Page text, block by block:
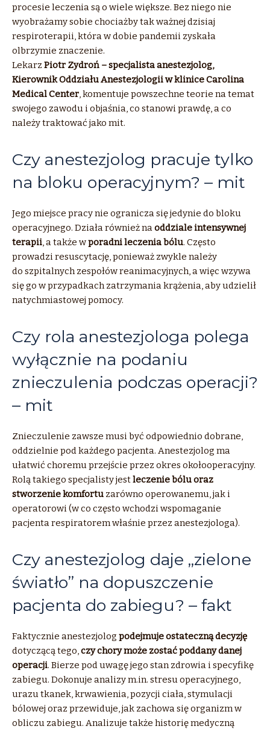
procesie leczenia są o wiele większe. Bez niego nie
wyobrażamy sobie chociażby tak ważnej dzisiaj
respiroterapii, która w dobie pandemii zyskała
olbrzymie znaczenie.
Lekarz Piotr Zydroń – specjalista anestezjolog,
Kierownik Oddziału Anestezjologii w klinice Carolina
Medical Center, komentuje powszechne teorie na temat
swojego zawodu i objaśnia, co stanowi prawdę, a co
należy traktować jako mit.
Czy anestezjolog pracuje tylko
na bloku operacyjnym? – mit
Jego miejsce pracy nie ogranicza się jedynie do bloku
operacyjnego. Działa również naoddziale intensywnej
terapii, a także wporadni leczenia bólu. Często
prowadzi resuscytację, ponieważ zwykle należy
do szpitalnych zespołów reanimacyjnych, a więc wzywa
się go w przypadkach zatrzymania krążenia, aby udzielił
natychmiastowej pomocy.
Czy rola anestezjologa polega
wyłącznie na podaniu
znieczulenia podczas operacji?
– mit
Znieczulenie zawsze musi być odpowiednio dobrane,
oddzielnie pod każdego pacjenta. Anestezjolog ma
ułatwić choremu przejście przez okres okołooperacyjny.
Rolą takiego specjalisty jestleczenie bólu oraz
stworzenie komfortu zarówno operowanemu, jak i
operatorowi (w co często wchodzi wspomaganie
pacjenta respiratorem właśnie przez anestezjologa).
Czy anestezjolog daje „zielone
światło” na dopuszczenie
pacjenta do zabiegu? – fakt
Faktycznie anestezjolog podejmuje ostateczną decyzję
dotyczącą tego,czy chory może zostać poddany danej
operacji. Bierze pod uwagę jego stan zdrowia i specyfikę
zabiegu. Dokonuje analizy m.in. stresu operacyjnego,
urazu tkanek, krwawienia, pozycji ciała, stymulacji
bólowej oraz przewiduje, jak zachowa się organizm w
obliczu zabiegu. Analizuje także historię medyczną